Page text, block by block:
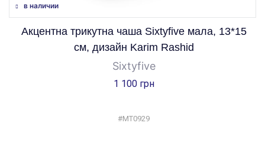
в наличии
Акцентна трикутна чаша Sixtyfive мала, 13*15
см, дизайн Karim Rashid
Sixtyfive
1 100 грн
#MT0929